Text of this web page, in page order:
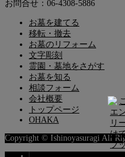
お問合せ：06-4308-5886
お墓を建てる
移転・撤去
お墓のリフォーム
文字彫刻
霊園・墓地をさがす
お墓を知る
相談フォーム
会社概要
トップページ
OHAKA
Copyright © Ishinoyasuragi All